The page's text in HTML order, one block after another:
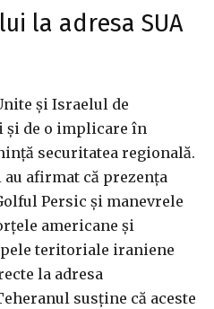
la adresa SUA
și Israelul de
de o implicare în
securitatea regională.
afirmat că prezența
Persic și manevrele
americane și
teritoriale iraniene
la adresa
susține că aceste